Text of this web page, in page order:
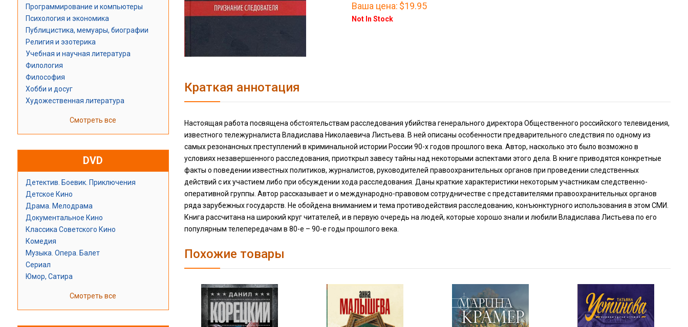
Программирование и компьютеры
Психология и экономика
Публицистика, мемуары, биографии
Религия и эзотерика
Учебная и научная литература
Филология
Философия
Хобби и досуг
Художественная литература
Смотреть все
DVD
Детектив. Боевик. Приключения
Детское Кино
Драма. Мелодрама
Документальное Кино
Классика Советского Кино
Комедия
Музыка. Опера. Балет
Сериал
Юмор, Сатира
Смотреть все
Ваша цена: $19.95
Not In Stock
Краткая аннотация
Настоящая работа посвящена обстоятельствам расследования убийства генерального директора Общественного российского телевидения,
известного тележурналиста Владислава Николаевича Листьева. В ней описаны особенности предварительного следствия по одному из
самых резонансных преступлений в криминальной истории России 90-х годов прошлого века. Автор, насколько это было возможно в
условиях незавершенного расследования, приоткрыл завесу тайны над некоторыми аспектами этого дела. В книге приводятся конкретные
факты о поведении известных политиков, журналистов, руководителей правоохранительных органов при проведении следственных
действий с их участием либо при обсуждении хода расследования. Даны краткие характеристики некоторым участникам следственно-
оперативной группы. Автор рассказывает и о международно-правовом сотрудничестве с представителями правоохранительных органов
ряда зарубежных государств. Не обойдена вниманием и тема противодействия расследованию, конъюнктурного использования в этом СМИ.
Книга рассчитана на широкий круг читателей, и в первую очередь на людей, которые хорошо знали и любили Владислава Листьева по его
популярным телепередачам в 80-е – 90-е годы прошлого века.
Похожие товары